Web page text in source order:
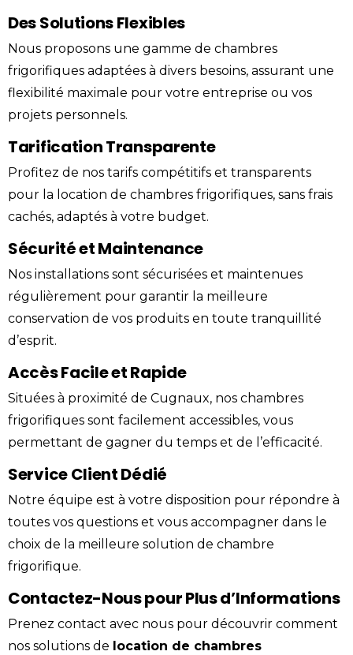
Des Solutions Flexibles
Nous proposons une gamme de chambres
frigorifiques adaptées à divers besoins, assurant une
flexibilité maximale pour votre entreprise ou vos
projets personnels.
Tarification Transparente
Profitez de nos tarifs compétitifs et transparents
pour la location de chambres frigorifiques, sans frais
cachés, adaptés à votre budget.
Sécurité et Maintenance
Nos installations sont sécurisées et maintenues
régulièrement pour garantir la meilleure
conservation de vos produits en toute tranquillité
d’esprit.
Accès Facile et Rapide
Situées à proximité de Cugnaux, nos chambres
frigorifiques sont facilement accessibles, vous
permettant de gagner du temps et de l’efficacité.
Service Client Dédié
Notre équipe est à votre disposition pour répondre à
toutes vos questions et vous accompagner dans le
choix de la meilleure solution de chambre
frigorifique.
Contactez-Nous pour Plus d’Informations
Prenez contact avec nous pour découvrir comment
nos solutions de location de chambres